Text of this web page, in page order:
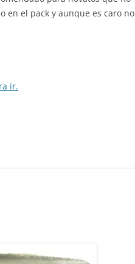
en el pack y aunque es caro no
ir.